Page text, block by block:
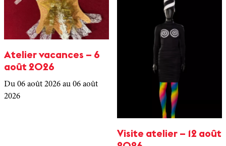
Atelier vacances – 6
août 2026
Du 06 août 2026 au 06 août
2026
Visite atelier – 12 août